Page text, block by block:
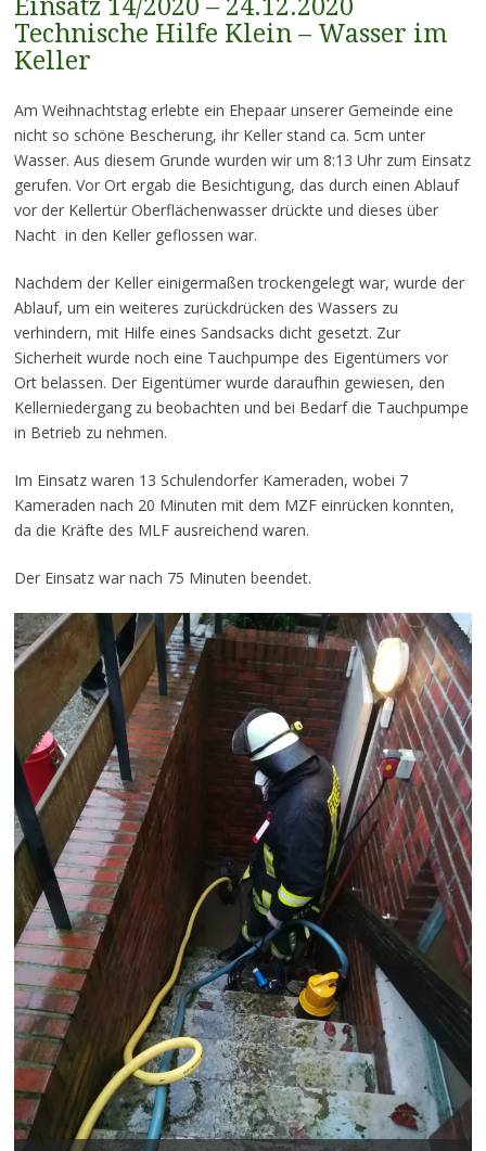
Einsatz 14/2020 – 24.12.2020
Technische Hilfe Klein – Wasser im
Keller
Am Weihnachtstag erlebte ein Ehepaar unserer Gemeinde eine
nicht so schöne Bescherung, ihr Keller stand ca. 5cm unter
Wasser. Aus diesem Grunde wurden wir um 8:13 Uhr zum Einsatz
gerufen. Vor Ort ergab die Besichtigung, das durch einen Ablauf
vor der Kellertür Oberflächenwasser drückte und dieses über
Nacht in den Keller geflossen war.
Nachdem der Keller einigermaßen trockengelegt war, wurde der
Ablauf, um ein weiteres zurückdrücken des Wassers zu
verhindern, mit Hilfe eines Sandsacks dicht gesetzt. Zur
Sicherheit wurde noch eine Tauchpumpe des Eigentümers vor
Ort belassen. Der Eigentümer wurde daraufhin gewiesen, den
Kellerniedergang zu beobachten und bei Bedarf die Tauchpumpe
in Betrieb zu nehmen.
Im Einsatz waren 13 Schulendorfer Kameraden, wobei 7
Kameraden nach 20 Minuten mit dem MZF einrücken konnten,
da die Kräfte des MLF ausreichend waren.
Der Einsatz war nach 75 Minuten beendet.